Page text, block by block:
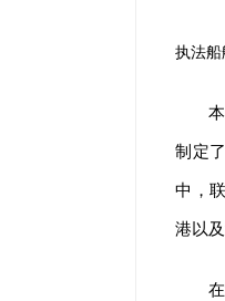
执法
制定
中，
港以